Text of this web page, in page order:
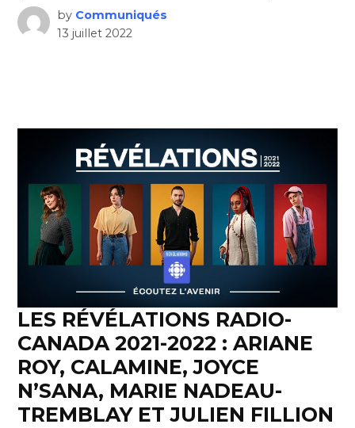
by Communiqués
13 juillet 2022
LES RÉVÉLATIONS RADIO-
CANADA 2021-2022 : ARIANE
ROY, CALAMINE, JOYCE
N’SANA, MARIE NADEAU-
TREMBLAY ET JULIEN FILLION